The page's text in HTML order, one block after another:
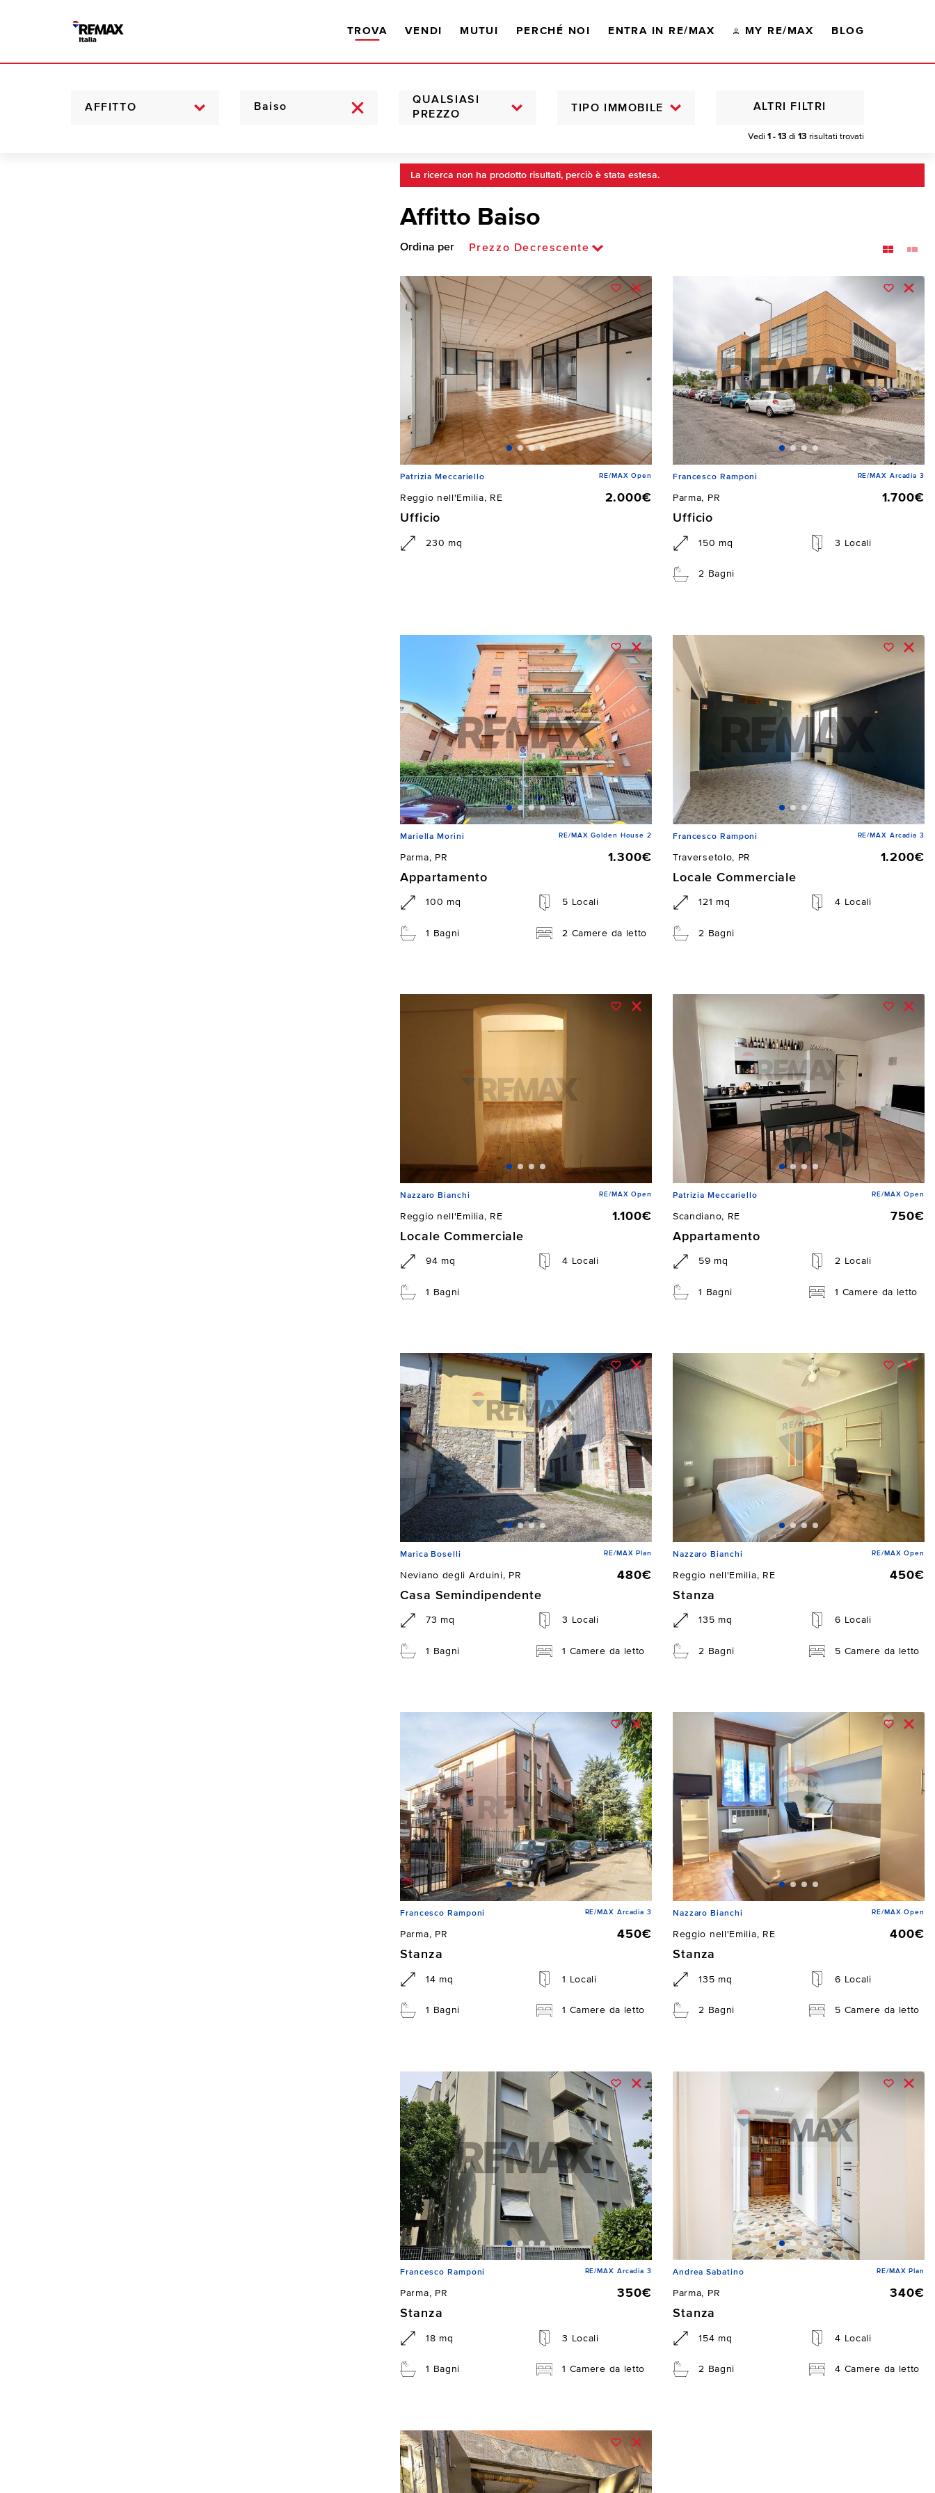
TROVA VENDI MUTUI PERCHÉ NOI ENTRA IN RE/MAX MY RE/MAX BLOG
AFFITTO
QUALSIASI
PREZZO
TIPO IMMOBILE
Vedi 1 - 13 di 13 risultati trovati
ALTRI FILTRI
La ricerca non ha prodotto risultati, perciò è stata estesa.
Affitto Baiso
Ordina per Prezzo Decrescente
Patrizia Meccariello RE/MAX Open
Reggio nell'Emilia, RE
2.000€
Ufficio
230 mq
Francesco Ramponi RE/MAX Arcadia 3
Parma, PR
1.700€
Ufficio
150 mq 3 Locali
2 Bagni
Mariella Morini RE/MAX Golden House 2
Parma, PR
1.300€
Appartamento
100 mq 5 Locali
1 Bagni 2 Camere da letto
Francesco Ramponi RE/MAX Arcadia 3
Traversetolo, PR
1.200€
Locale Commerciale
121 mq 4 Locali
2 Bagni
Nazzaro Bianchi RE/MAX Open
Reggio nell'Emilia, RE
1.100€
Locale Commerciale
94 mq 4 Locali
1 Bagni
Patrizia Meccariello RE/MAX Open
Scandiano, RE
750€
Appartamento
59 mq 2 Locali
1 Bagni 1 Camere da letto
Marica Boselli RE/MAX Plan
Neviano degli Arduini, PR
480€
Casa Semindipendente
73 mq 3 Locali
1 Bagni 1 Camere da letto
Nazzaro Bianchi RE/MAX Open
Reggio nell'Emilia, RE
450€
Stanza
135 mq 6 Locali
2 Bagni 5 Camere da letto
Francesco Ramponi RE/MAX Arcadia 3
Parma, PR
450€
Stanza
14 mq 1 Locali
1 Bagni 1 Camere da letto
Nazzaro Bianchi RE/MAX Open
Reggio nell'Emilia, RE
400€
Stanza
135 mq 6 Locali
2 Bagni 5 Camere da letto
Francesco Ramponi RE/MAX Arcadia 3
Parma, PR
350€
Stanza
18 mq 3 Locali
1 Bagni 1 Camere da letto
Andrea Sabatino RE/MAX Plan
Parma, PR
340€
Stanza
154 mq 4 Locali
2 Bagni 4 Camere da letto